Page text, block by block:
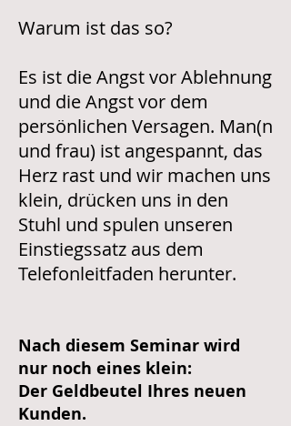
Warum ist das so?
Es ist die Angst vor Ablehnung
und die Angst vor dem
persönlichen Versagen. Man(n
und frau) ist angespannt, das
Herz rast und wir machen uns
klein, drücken uns in den
Stuhl und spulen unseren
Einstiegssatz aus dem
Telefonleitfaden herunter.
Nach diesem Seminar wird
nur noch eines klein:
Der Geldbeutel Ihres neuen
Kunden.